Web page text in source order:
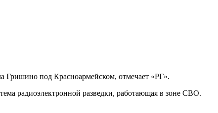
под Красноармейском, отмечает «РГ».
радиоэлектронной разведки, работающая в зоне СВО.